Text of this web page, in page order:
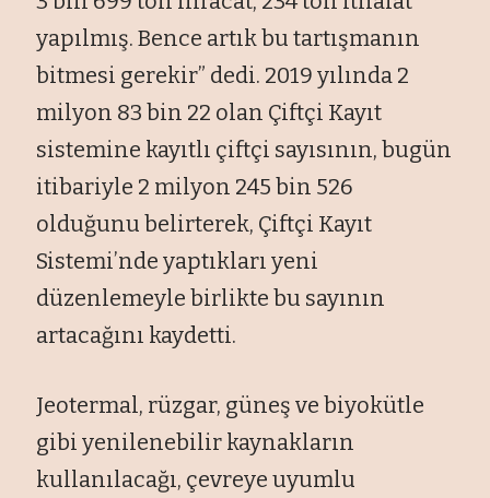
yapılmış. Bence artık bu tartışmanın
bitmesi gerekir” dedi. 2019 yılında 2
milyon 83 bin 22 olan Çiftçi Kayıt
sistemine kayıtlı çiftçi sayısının, bugün
itibariyle 2 milyon 245 bin 526
olduğunu belirterek, Çiftçi Kayıt
Sistemi’nde yaptıkları yeni
düzenlemeyle birlikte bu sayının
artacağını kaydetti.
Jeotermal, rüzgar, güneş ve biyokütle
gibi yenilenebilir kaynakların
kullanılacağı, çevreye uyumlu